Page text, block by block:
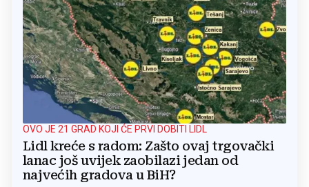
OVO JE 21 GRAD KOJI ĆE PRVI DOBITI LIDL
Lidl kreće s radom: Zašto ovaj trgovački
lanac još uvijek zaobilazi jedan od
najvećih gradova u BiH?